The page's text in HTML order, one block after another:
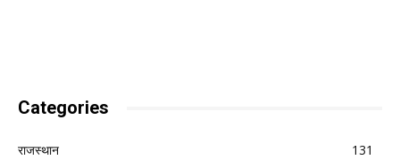
Categories
राजस्थान
131